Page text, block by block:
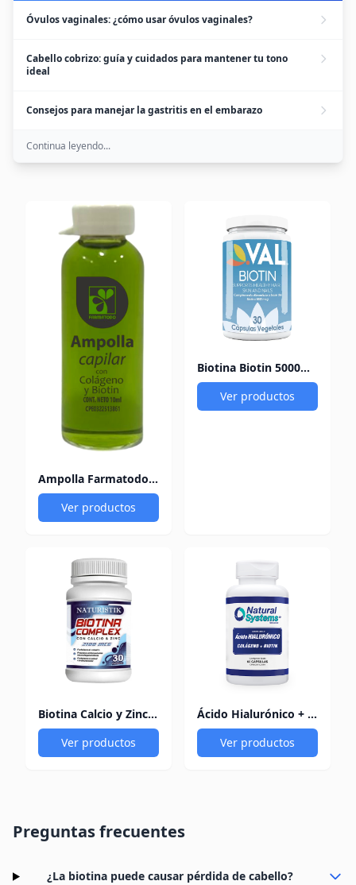
Óvulos vaginales: ¿cómo usar óvulos vaginales?
Cabello cobrizo: guía y cuidados para mantener tu tono
ideal
Consejos para manejar la gastritis en el embarazo
Continua leyendo...
Ampolla Farmatodo Capilar Colágeno y Biotin 10Ml
Ver productos
Biotina Biotin 5000Mcg 30 Cápsulas Val
Ver productos
Biotina Calcio y Zinc Biotina Complex con 2100Mcg-120mg-10mg
Ver productos
Ácido Hialurónico + Colágeno + Biotin 60 Cápsulas Natural Systems
Ver productos
Preguntas frecuentes
¿La biotina puede causar pérdida de cabello?